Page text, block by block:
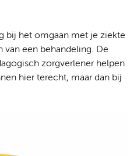
bij het omgaan met je ziekte
een behandeling. De
zorgverlener helpen
hier terecht, maar dan bij